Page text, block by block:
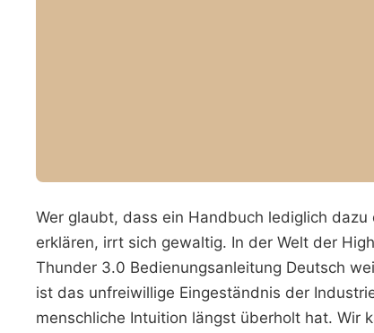
Wer glaubt, dass ein Handbuch lediglich
erklären, irrt sich gewaltig. In der Welt der
Thunder 3.0 Bedienungsanleitung Deutsch
ist das unfreiwillige Eingeständnis der
menschliche Intuition längst überholt hat. Wir